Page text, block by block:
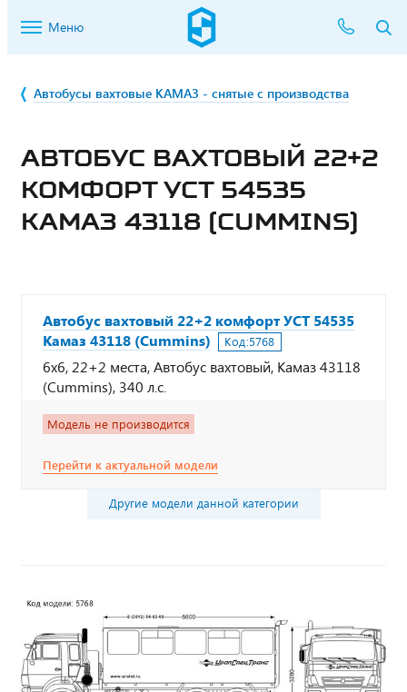
Меню
Автобусы вахтовые КАМАЗ - снятые с производства
АВТОБУС ВАХТОВЫЙ 22+2
КОМФОРТ УСТ 54535
КАМАЗ 43118 (CUMMINS)
Автобус вахтовый 22+2 комфорт УСТ 54535
Камаз 43118 (Cummins)
Код:5768
6х6, 22+2 места, Автобус вахтовый, Камаз 43118
(Cummins), 340 л.с.
Модель не производится
Перейти к актуальной модели
Другие модели данной категории